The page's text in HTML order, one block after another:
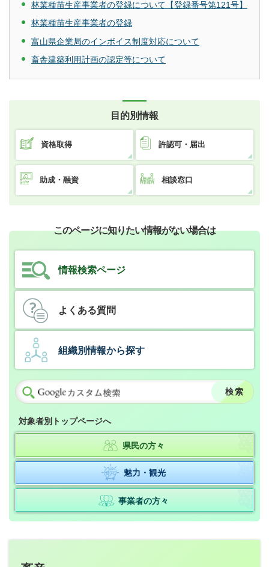
林業種苗生産事業者の登録について【登録番号第121号】
林業種苗生産事業者の登録
富山県企業局のインボイス制度対応について
畜舎建築利用計画の認定等について
目的別情報
資格取得 許認可・届出
助成・融資 相談窓口
このページに知りたい情報がない場合は
情報検索ページ
よくある質問
組織別情報から探す
対象者別トップページへ
県民の方々
魅力・観光
事業者の方々